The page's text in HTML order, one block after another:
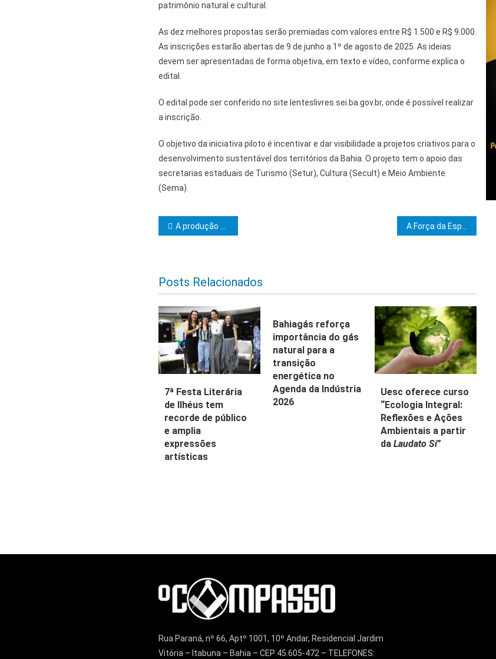
patrimônio natural e cultural.
As dez melhores propostas serão premiadas com valores entre R$ 1.500 e R$ 9.000.
As inscrições estarão abertas de 9 de junho a 1º de agosto de 2025. As ideias
devem ser apresentadas de forma objetiva, em texto e vídeo, conforme explica o
edital.
O edital pode ser conferido no site lenteslivres.sei.ba.gov.br, onde é possível realizar
a inscrição.
O objetivo da iniciativa piloto é incentivar e dar visibilidade a projetos criativos para o
desenvolvimento sustentável dos territórios da Bahia. O projeto tem o apoio das
secretarias estaduais de Turismo (Setur), Cultura (Secult) e Meio Ambiente
(Sema).
Navegação de Post
A produção da Agricultura Familiar da Bahia encanta o público da Bahia Farm Show 2025 A Força da Esperança
Posts Relacionados
7ª Festa Literária
de Ilhéus tem
recorde de público
e amplia
expressões
artísticas
Bahiagás reforça
importância do gás
natural para a
transição
energética no
Agenda da Indústria
2026
Uesc oferece curso
“Ecologia Integral:
Reflexões e Ações
Ambientais a partir
daLaudato Si”
Rua Paraná, nº 66, Aptº 1001, 10º Andar, Residencial Jardim
Vitória – Itabuna – Bahia – CEP 45.605-472 – TELEFONES: